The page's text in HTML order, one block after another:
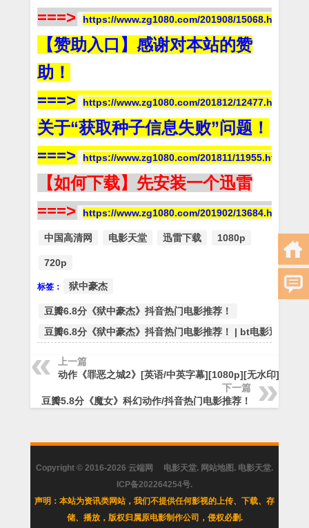
===>
https://www.zg1080.com/201908/15068.html
【赞助入口】感谢对本站的赞
助！
===>
https://www.zg1080.com/201812/12477.html
关于“获取种子信息失败”问题！
===>
https://www.zg1080.com/201811/11955.html
【如何下载】先安装一个迅雷
===>
https://www.zg1080.com/201902/13684.html
中国高清网 电影天堂 迅雷下载 1080p
720p
标签： 狱中豪杰
豆瓣6.8分《狱中豪杰》抖音热门电影推荐！
豆瓣6.8分《狱中豪杰》抖音热门电影推荐！ | bt电影迅雷下
上一篇
动作《罪恶之城2》[英语/中英字幕][1080p][无水印]
下一篇
豆瓣5.8分《魔女》科幻动作/抖音热门电影推荐！
Copyright © 2016-2026 云端网 电影天堂. 网站地图 . 电影天堂.
ICP备202264254号.
声明：本站为资讯类网站，我们不提供任何影视的上传、下载、存
储、播放，版权归属原电影制作公司，侵权必删.